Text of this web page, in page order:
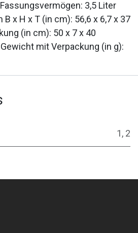
3,5 Liter
x H x T (in cm): 56,6 x 6,7 x 37
(in cm): 50 x 7 x 40
mit Verpackung (in g):
1, 2